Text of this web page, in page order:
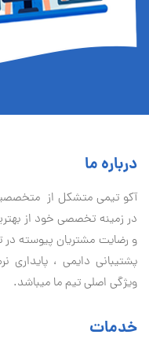
درباره ما
آكو تيمی متشکل از
در زمینه تخصصی خود از
و رضایت مشتریان پیوسته
پشتیبانی دايمی ، پایداری
ویژگی اصلی تیم ما میباشد.
خدمات